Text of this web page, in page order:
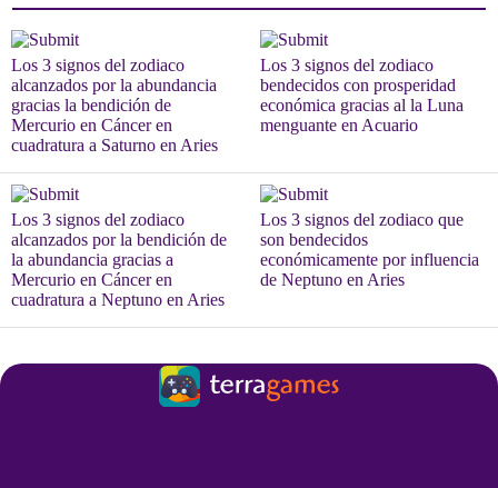
Los 3 signos del zodiaco
alcanzados por la abundancia
gracias la bendición de
Mercurio en Cáncer en
cuadratura a Saturno en Aries
Los 3 signos del zodiaco
bendecidos con prosperidad
económica gracias al la Luna
menguante en Acuario
Los 3 signos del zodiaco
alcanzados por la bendición de
la abundancia gracias a
Mercurio en Cáncer en
cuadratura a Neptuno en Aries
Los 3 signos del zodiaco que
son bendecidos
económicamente por influencia
de Neptuno en Aries